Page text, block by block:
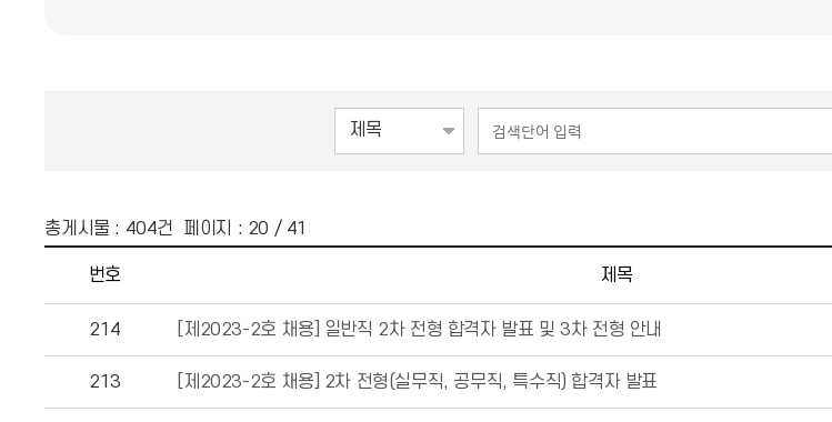
총게시물 : 404건 페이지 : 20 / 41
번호 제목
214 [제2023-2호 채용] 일반직 2차 전형 합격자 발표 및 3차 전형 안내
213 [제2023-2호 채용] 2차 전형(실무직, 공무직, 특수직) 합격자 발표